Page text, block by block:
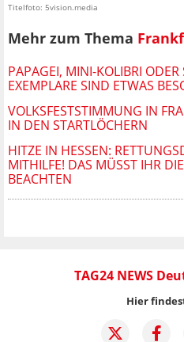
Titelfoto: 5vision.media
Mehr zum Thema
PAPAGEI, MINI-KOLIBRI ODER
EXEMPLARE SIND ETWAS
VOLKSFESTSTIMMUNG IN
IN DEN STARTLÖCHERN
HITZE IN HESSEN:
MITHILFE! DAS MÜSST IHR
BEACHTEN
TAG24 NEWS
Hier